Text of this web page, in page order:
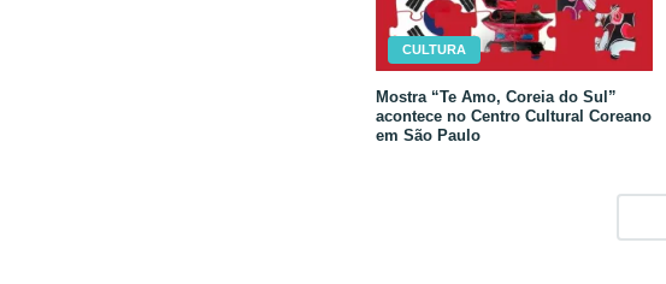
CULTURA
Mostra “Te Amo, Coreia do Sul”
acontece no Centro Cultural Coreano
em São Paulo